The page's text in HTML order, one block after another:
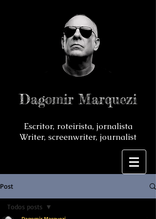
Dagomir Marquezi
Escritor, roteirista, jornalista
Writer, screenwriter, journalist
Post
Todos posts